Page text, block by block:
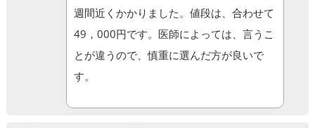
週間近くかかりました。値段は、合わせて
49，000円です。医師によっては、言うこ
とが違うので、慎重に選んだ方が良いで
す。